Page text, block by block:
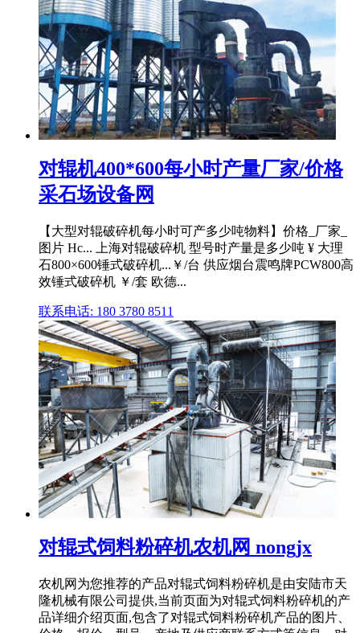
对辊机400*600每小时产量厂家/价格
采石场设备网
【大型对辊破碎机每小时可产多少吨物料】价格_厂家_
图片 Hc... 上海对辊破碎机 型号时产量是多少吨 ¥ 大理
石800×600锤式破碎机...￥/台 供应烟台震鸣牌PCW800高
效锤式破碎机 ￥/套 欧德...
联系电话: 180 3780 8511
对辊式饲料粉碎机农机网 nongjx
农机网为您推荐的产品对辊式饲料粉碎机是由安陆市天
隆机械有限公司提供,当前页面为对辊式饲料粉碎机的产
品详细介绍页面,包含了对辊式饲料粉碎机产品的图片、